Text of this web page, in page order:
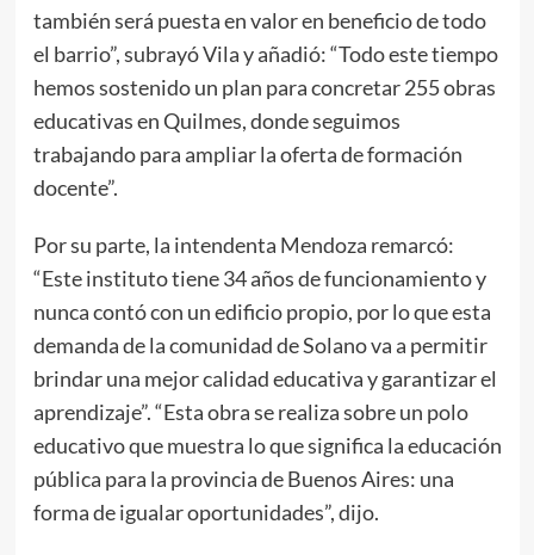
también será puesta en valor en beneficio de todo
el barrio”, subrayó Vila y añadió: “Todo este tiempo
hemos sostenido un plan para concretar 255 obras
educativas en Quilmes, donde seguimos
trabajando para ampliar la oferta de formación
docente”.
Por su parte, la intendenta Mendoza remarcó:
“Este instituto tiene 34 años de funcionamiento y
nunca contó con un edificio propio, por lo que esta
demanda de la comunidad de Solano va a permitir
brindar una mejor calidad educativa y garantizar el
aprendizaje”. “Esta obra se realiza sobre un polo
educativo que muestra lo que significa la educación
pública para la provincia de Buenos Aires: una
forma de igualar oportunidades”, dijo.